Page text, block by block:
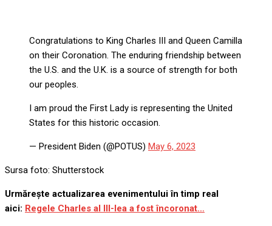
Congratulations to King Charles III and Queen Camilla
on their Coronation. The enduring friendship between
the U.S. and the U.K. is a source of strength for both
our peoples.
I am proud the First Lady is representing the United
States for this historic occasion.
— President Biden (@POTUS) May 6, 2023
Sursa foto: Shutterstock
Urmărește actualizarea evenimentului în timp real
aici: Regele Charles al III-lea a fost încoronat…